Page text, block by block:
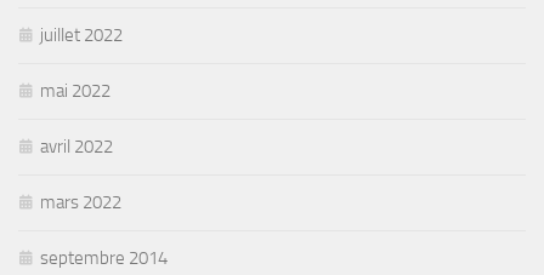
juillet 2022
mai 2022
avril 2022
mars 2022
septembre 2014